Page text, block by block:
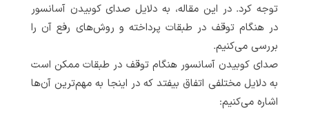
توجه کرد. در این مقاله، به دلایل صدای کوبیدن آسانسور
در هنگام توقف در طبقات پرداخته و روش‌های رفع آن را
بررسی می‌کنیم.
صدای کوبیدن آسانسور هنگام توقف در طبقات ممکن است
به دلایل مختلفی اتفاق بیفتد که در اینجا به مهم‌ترین آن‌ها
اشاره می‌کنیم: